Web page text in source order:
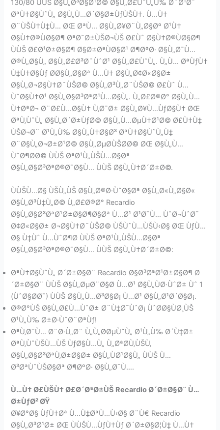
130/80 ÙÙŠ Ø§Ù„Ø³Ø§Ø¹Ø© Ø§Ù„Ø£ÙˆÙ„Ù‰ Ø¨Ø¹Ø¯
ØªÙ†Ø§ÙˆÙ„ Ø§Ù„Ù…Ø´Ø§Ø±ÙƒÙŠÙ†. Ù…Ù†
Ø¨ÙŠÙ†Ù‡Ù… ØŒ ØªÙ… Ø§Ù„Ø¥Ø¨Ù„Ø§Øº Ø¹Ù†
Ø§Ù†Ø®ÙØ§Ø¶ ØªØ¯Ø±ÙŠØ¬ÙŠ Ø£Ùˆ Ø§Ù†Ø®ÙØ§Ø¶
ÙÙŠ Ø£Ø¹Ø±Ø§Ø¶ Ø§Ø±ØªÙØ§Ø¹ Ø¶ØºØ· Ø§Ù„Ø¯Ù…
Ø®Ù„Ø§Ù„ Ø§Ù„Ø£Ø³Ø¨ÙˆØ¹ Ø§Ù„Ø£ÙˆÙ„. Ù„Ù… ØªÙƒÙ†
Ù‡Ù†Ø§Ùƒ Ø­Ø§Ù„Ø§Øª Ù…Ù† Ø§Ù„Ø¢Ø«Ø§Ø±
Ø§Ù„Ø¬Ø§Ù†Ø¨ÙŠØ© Ø§Ù„Ø³Ù„Ø¨ÙŠØ© Ø£Ùˆ Ù…
ÙˆØ§Ù†Ø¹ Ø§Ù„Ø§Ø³ØªØ¹Ù…Ø§Ù„. Ù„Ø£Ø®Ø° Ø§Ù„Ù…
Ù†ØªØ¬ Ø¨Ø£Ù…Ø§Ù† Ù‚Ø¯Ø± Ø§Ù„Ø¥Ù…ÙƒØ§Ù† ØŒ
ØªÙ‚ÙˆÙ„ Ø§Ù„Ø´Ø±ÙƒØ© Ø§Ù„Ù…ØµÙ†Ø¹Ø© Ø£Ù†Ù‡
ÙŠØ¬Ø¨ Ø¹Ù„Ù‰ Ø§Ù„Ù†Ø§Ø³ ØªÙ†Ø§ÙˆÙ„Ù‡
Ø¨Ø§Ù„Ø¬Ø±Ø¹Ø© Ø§Ù„ØµØ­ÙŠØ­Ø© ØŒ Ø§Ù„Ù…
ÙˆØ¶Ø­Ø© ÙÙŠ ØªØ¹Ù„ÙŠÙ…Ø§Øª
Ø§Ù„Ø§Ø³ØªØ®Ø¯Ø§Ù… ÙÙŠ Ø§Ù„Ù†Ø´Ø±Ø©.
ÙÙŠÙ…Ø§ ÙŠÙ„ÙŠ Ø§Ù„Ø®Ø·ÙˆØ§Øª Ø§Ù„Ø«Ù„Ø§Ø«
Ø§Ù„Ø³Ù‡Ù„Ø© Ù„Ø£Ø®Ø° Recardio
Ø§Ù„Ø§Ø³ØªØ¹Ø±Ø§Ø¶Ø§Øª Ù…Ø¹ Ø¹Ø¯Ù… ÙˆØ¬ÙˆØ¯
Ø¢Ø«Ø§Ø± Ø¬Ø§Ù†Ø¨ÙŠØ© ÙŠÙˆÙ…ÙŠÙ‹Ø§ ØŒ ÙƒÙ…
Ø§ Ù‡Ùˆ Ù…ÙˆØ¶Ø­ ÙÙŠ ØªØ¹Ù„ÙŠÙ…Ø§Øª
Ø§Ù„Ø§Ø³ØªØ®Ø¯Ø§Ù… ÙÙŠ Ø§Ù„Ù†Ø´Ø±Ø©:
ØªÙ†Ø§ÙˆÙ„ Ø´Ø±Ø§Ø¨ Recardio Ø§Ø³ØªØ¹Ø±Ø§Ø¶ Ø
´Ø±Ø§Ø¨ ÙÙŠ Ø§Ù„ØµØ¨Ø§Ø­ Ù…Ø¹ Ø§Ù„ÙØ·ÙˆØ± Ùˆ 1
(ÙˆØ§Ø­Ø¯) ÙÙŠ Ø§Ù„Ù…Ø³Ø§Ø¡ Ù…Ø¹ Ø§Ù„Ø¹Ø´Ø§Ø¡.
Ø®Ø°ÙŠ Ø§Ù„Ø£Ù…ÙˆØ± Ø¨Ù‡Ø¯ÙˆØ¡ ÙˆØ­Ø§ÙØ¸ÙŠ
Ø¹Ù„Ù‰ Ø±Ø·ÙˆØ¨ØªÙƒ!
ØªÙ‚Ø¯Ù… Ø¨Ø·Ù„Ø¨ Ù„Ù„Ø­ØµÙˆÙ„ Ø¹Ù„Ù‰ Ø´Ù‡Ø±
ØªÙ‚ÙˆÙŠÙ…ÙŠ ÙƒØ§Ù…Ù„ Ù„ØªØ­Ù‚ÙŠÙ‚
Ø§Ù„Ø§Ø³ØªÙ‚Ø±Ø§Ø± Ø§Ù„ÙØ¹Ø§Ù„ ÙÙŠ Ù…
Ø³ØªÙˆÙŠØ§Øª Ø¶ØºØ· Ø§Ù„Ø¯Ù….
Ù…Ù† Ø£ÙŠÙ† Ø£Ø´ØªØ±ÙŠ Recardio Ø´Ø±Ø§Ø¨ Ù…
Ø±ÙƒØ² ØŸ
Ø¥Ø°Ø§ ÙƒÙ†Øª Ù…Ù‡ØªÙ…Ù‹Ø§ Ø¨Ù€ Recardio
Ø§Ù„Ø³Ø¹Ø± ØŒ ÙÙŠÙ…ÙƒÙ†Ùƒ Ø´Ø±Ø§Ø¦Ù‡ Ù…Ù†